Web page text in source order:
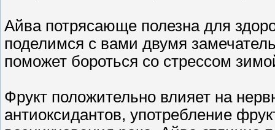
Айва потрясающе полезна для
поделимся с вами двумя
поможет бороться со стрессом
Фрукт положительно влияет на
антиоксидантов, употребление